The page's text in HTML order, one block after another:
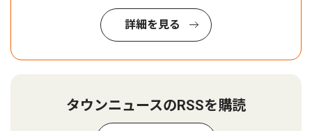
詳細を見る
タウンニュースのRSSを購読